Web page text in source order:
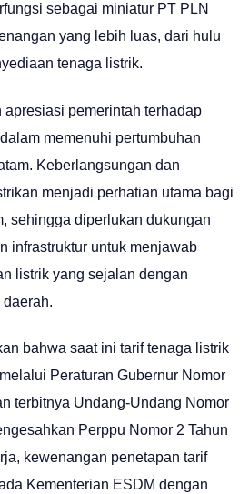
sebagai miniatur PT PLN
yang lebih luas, dari hulu
tenaga listrik.
apresiasi pemerintah terhadap
memenuhi pertumbuhan
Keberlangsungan dan
menjadi perhatian utama bagi
sehingga diperlukan dukungan
infrastruktur untuk menjawab
listrik yang sejalan dengan
bahwa saat ini tarif tenaga listrik
Peraturan Gubernur Nomor
terbitnya Undang-Undang Nomor
Perppu Nomor 2 Tahun
kewenangan penetapan tarif
Kementerian ESDM dengan